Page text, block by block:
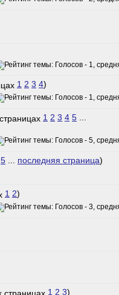
1 2 3 4)
1 2 3 4 5 ...
5 ... последняя страница)
1 2)
1 2 3)